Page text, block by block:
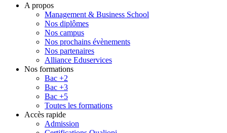
A propos
Management & Business School
Nos diplômes
Nos campus
Nos prochains évènements
Nos partenaires
Alliance Eduservices
Nos formations
Bac +2
Bac +3
Bac +5
Toutes les formations
Accès rapide
Admission